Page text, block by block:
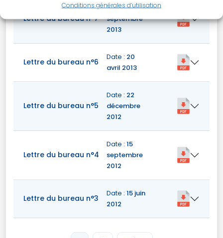
Conditions générales d’utilisation
Lettre du bureau n°7
Date :2
septembre
2013
Lettre du bureau n°6
Date : 20
avril 2013
Lettre du bureau n°5
Date : 22
décembre
2012
Lettre du bureau n°4
Date : 15
septembre
2012
Lettre du bureau n°3
Date : 15 juin
2012